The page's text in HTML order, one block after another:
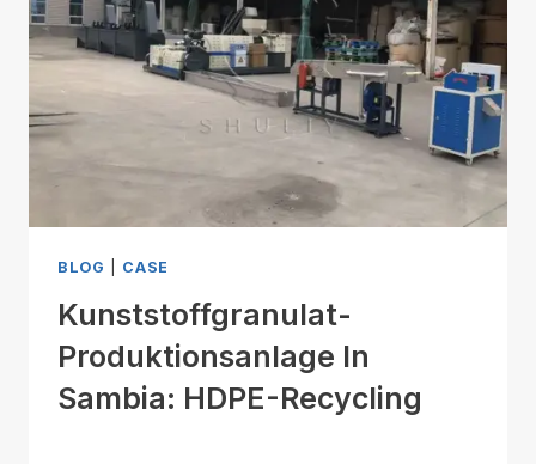
BLOG CASE
Kunststoffgranulat-
Produktionsanlage In
Sambia: HDPE-Recycling